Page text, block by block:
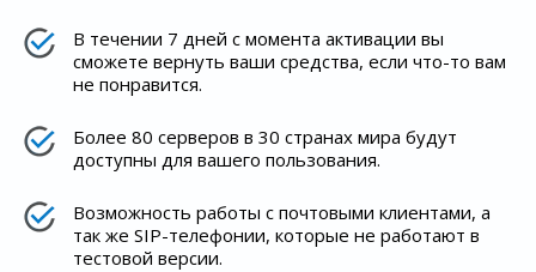
В течении 7 дней с момента активации вы
сможете вернуть ваши средства, если что-то вам
не понравится.
Более 80 серверов в 30 странах мира будут
доступны для вашего пользования.
Возможность работы с почтовыми клиентами, а
так же SIP-телефонии, которые не работают в
тестовой версии.